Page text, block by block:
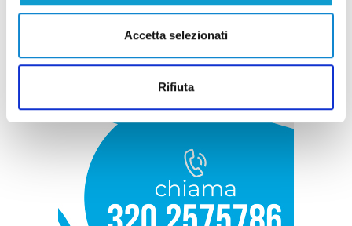
Accetta selezionati
Rifiuta